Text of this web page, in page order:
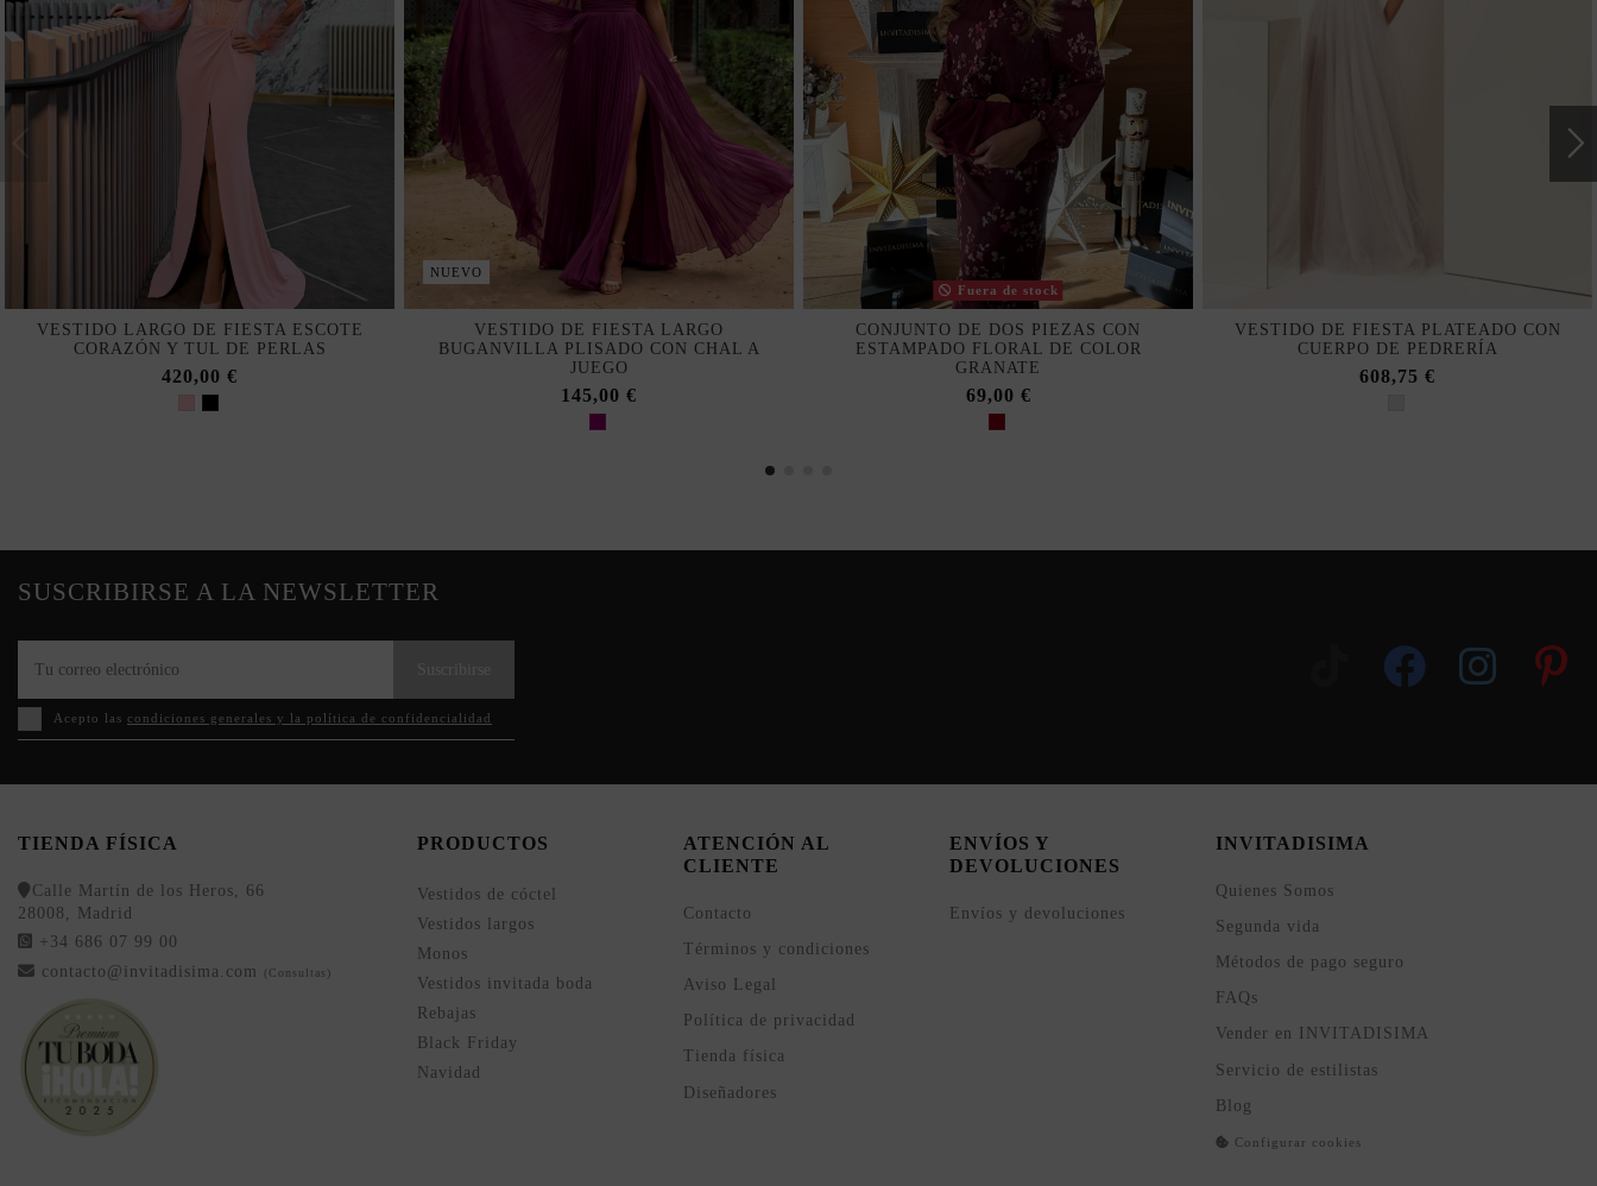
VESTIDO LARGO DE FIESTA ESCOTE
CORAZÓN Y TUL DE PERLAS
420,00 €
NUEVO
VESTIDO DE FIESTA LARGO
BUGANVILLA PLISADO CON CHAL A
JUEGO
145,00 €
Fuera de stock
CONJUNTO DE DOS PIEZAS CON
ESTAMPADO FLORAL DE COLOR
GRANATE
69,00 €
VESTIDO DE FIESTA PLATEADO CON
CUERPO DE PEDRERÍA
608,75 €
SUSCRIBIRSE A LA NEWSLETTER
Acepto las condiciones generales y la política de confidencialidad
TIENDA FÍSICA
Calle Martín de los Heros, 66
28008, Madrid
+34 686 07 99 00
contacto@invitadisima.com
(Consultas)
PRODUCTOS
Vestidos de cóctel
Vestidos largos
Monos
Vestidos invitada boda
Rebajas
Black Friday
Navidad
ATENCIÓN AL
CLIENTE
Contacto
Términos y condiciones
Aviso Legal
Política de privacidad
Tienda física
Diseñadores
ENVÍOS Y
DEVOLUCIONES
Envíos y devoluciones
INVITADISIMA
Quienes Somos
Segunda vida
Métodos de pago seguro
FAQs
Vender en INVITADISIMA
Servicio de estilistas
Blog
Configurar cookies